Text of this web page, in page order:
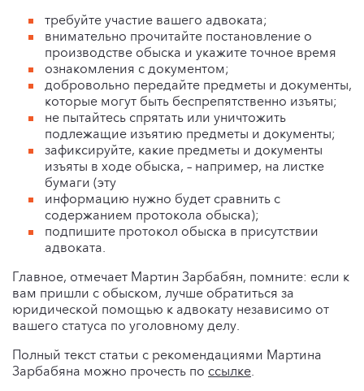
требуйте участие вашего адвоката;
внимательно прочитайте постановление о
производстве обыска и укажите точное время
ознакомления с документом;
добровольно передайте предметы и документы,
которые могут быть беспрепятственно изъяты;
не пытайтесь спрятать или уничтожить
подлежащие изъятию предметы и документы;
зафиксируйте, какие предметы и документы
изъяты в ходе обыска, – например, на листке
бумаги (эту
информацию нужно будет сравнить с
содержанием протокола обыска);
подпишите протокол обыска в присутствии
адвоката.
Главное, отмечает Мартин Зарбабян, помните: если к
вам пришли с обыском, лучше обратиться за
юридической помощью к адвокату независимо от
вашего статуса по уголовному делу.
Полный текст статьи с рекомендациями Мартина
Зарбабяна можно прочесть по ссылке.